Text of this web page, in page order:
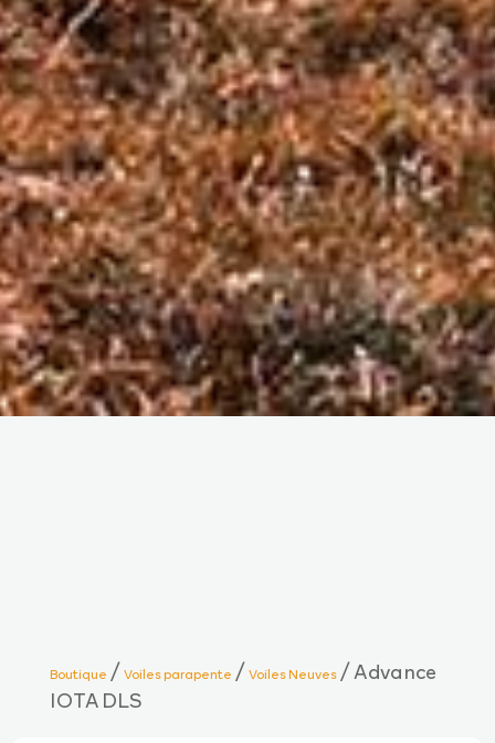
Boutique /Voiles parapente /Voiles Neuves/ Advance
IOTA DLS